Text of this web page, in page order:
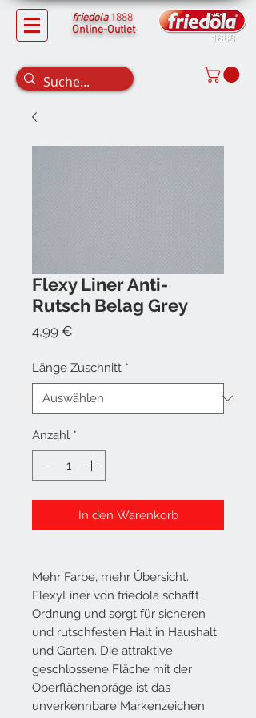
friedola 1888
Online-Outlet
Flexy Liner Anti-
Rutsch Belag Grey
4,99 €
Länge Zuschnitt *
Anzahl *
In den Warenkorb
Mehr Farbe, mehr Übersicht.
FlexyLiner von friedola schafft
Ordnung und sorgt für sicheren
und rutschfesten Halt in Haushalt
und Garten. Die attraktive
geschlossene Fläche mit der
Oberflächenpräge ist das
unverkennbare Markenzeichen